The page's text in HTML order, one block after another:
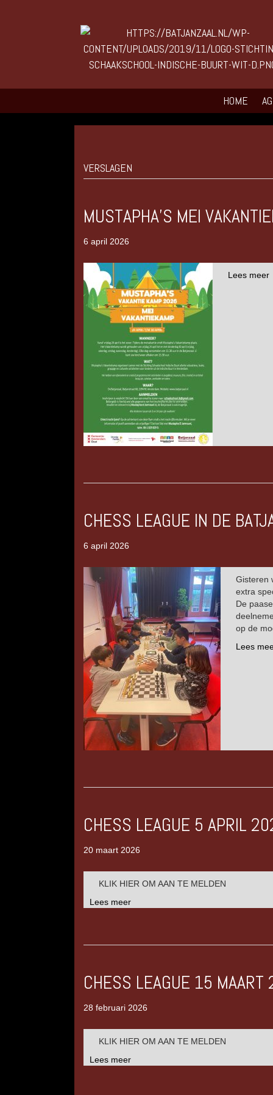
HOME
VERSLAGEN
MUSTAPHA’S MEI
6 april 2026
Lees meer
CHESS LEAGUE IN DE
6 april 2026
Gisteren
extra
De
op de
Lees
CHESS LEAGUE 5 APRIL
20 maart 2026
KLIK HIER OM AAN TE MELDEN
Lees meer
CHESS LEAGUE 15 MAART
28 februari 2026
KLIK HIER OM AAN TE MELDEN
Lees meer